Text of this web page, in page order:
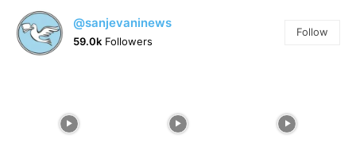
@sanjevaninews
59.0k Followers
Follow